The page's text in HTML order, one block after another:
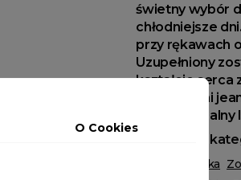
świetny wybór
chłodniejsze
przy rękawach
Uzupełniony
kształcie serca
klasycznymi
Powiązane
Odzież damska
O Cookies